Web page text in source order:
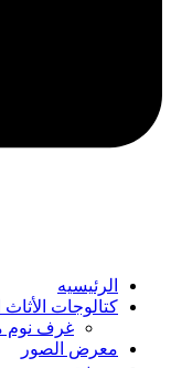
الرئيسيه
كتالوجات الأثاث
غرف نوم
معرض الصور